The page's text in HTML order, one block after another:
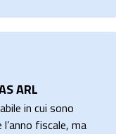
ARL
in cui sono
fiscale, ma